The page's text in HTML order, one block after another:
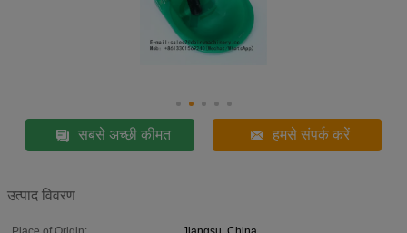
सबसे अच्छी कीमत हमसे संपर्क करें
उत्पाद विवरण